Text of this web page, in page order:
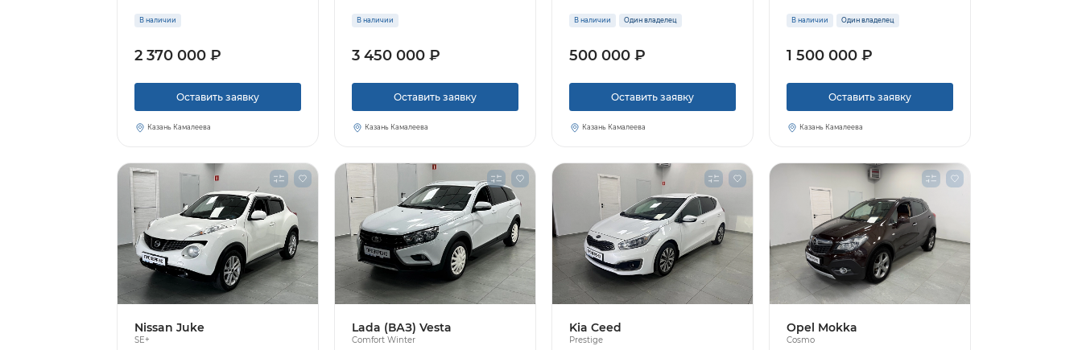
В наличии
2 370 000 ₽
Оставить заявку
Казань Камалеева
В наличии
3 450 000 ₽
Оставить заявку
Казань Камалеева
В наличии Один владелец
500 000 ₽
Оставить заявку
Казань Камалеева
В наличии Один владелец
1 500 000 ₽
Оставить заявку
Казань Камалеева
Nissan Juke
SE+
Lada (ВАЗ) Vesta
Comfort Winter
Kia Ceed
Prestige
Opel Mokka
Cosmo